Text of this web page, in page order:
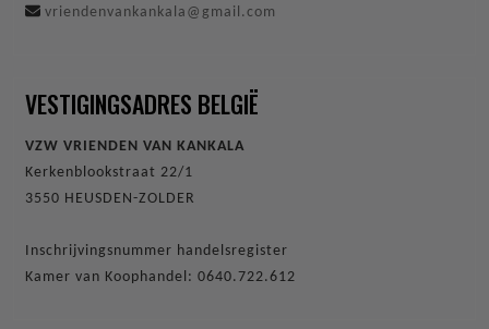
vriendenvankankala@gmail.com
VESTIGINGSADRES BELGIË
VZW VRIENDEN VAN KANKALA
Kerkenblookstraat 22/1
3550 HEUSDEN-ZOLDER
Inschrijvingsnummer handelsregister
Kamer van Koophandel: 0640.722.612